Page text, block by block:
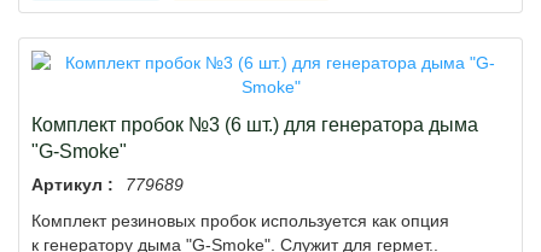
Комплект пробок №3 (6 шт.) для генератора дыма
"G-Smoke"
Артикул :
779689
Комплект резиновых пробок используется как опция
к генератору дыма "G-Smoke". Служит для гермет..